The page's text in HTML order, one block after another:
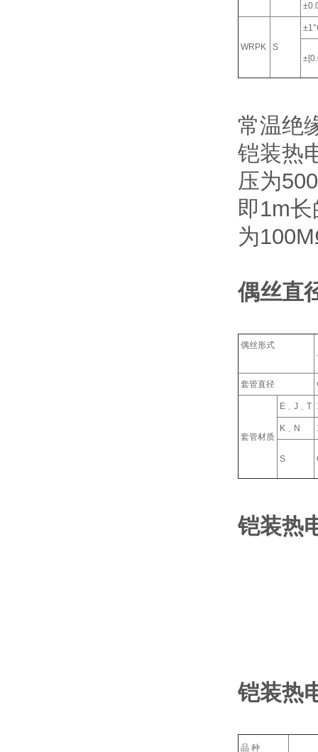
WRPK S
常温绝
铠装热
压为
即1m
为
偶丝直
偶丝形式
套管直径
套管材质
E﹑J﹑T
K﹑N
S
铠装热
铠装热
品 种